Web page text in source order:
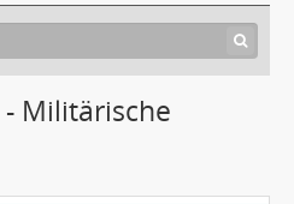
- Militärische